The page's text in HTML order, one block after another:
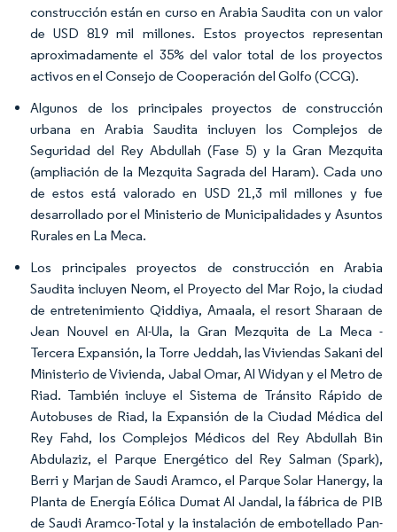
construcción están en curso en Arabia Saudita con un valor
de USD 819 mil millones. Estos proyectos representan
aproximadamente el 35% del valor total de los proyectos
activos en el Consejo de Cooperación del Golfo (CCG).
Algunos de los principales proyectos de construcción
urbana en Arabia Saudita incluyen los Complejos de
Seguridad del Rey Abdullah (Fase 5) y la Gran Mezquita
(ampliación de la Mezquita Sagrada del Haram). Cada uno
de estos está valorado en USD 21,3 mil millones y fue
desarrollado por el Ministerio de Municipalidades y Asuntos
Rurales en La Meca.
Los principales proyectos de construcción en Arabia
Saudita incluyen Neom, el Proyecto del Mar Rojo, la ciudad
de entretenimiento Qiddiya, Amaala, el resort Sharaan de
Jean Nouvel en Al-Ula, la Gran Mezquita de La Meca -
Tercera Expansión, la Torre Jeddah, las Viviendas Sakani del
Ministerio de Vivienda, Jabal Omar, Al Widyan y el Metro de
Riad. También incluye el Sistema de Tránsito Rápido de
Autobuses de Riad, la Expansión de la Ciudad Médica del
Rey Fahd, los Complejos Médicos del Rey Abdullah Bin
Abdulaziz, el Parque Energético del Rey Salman (Spark),
Berri y Marjan de Saudi Aramco, el Parque Solar Hanergy, la
Planta de Energía Eólica Dumat Al Jandal, la fábrica de PIB
de Saudi Aramco-Total y la instalación de embotellado Pan-